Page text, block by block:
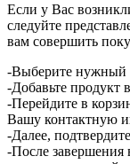
Если у Вас
следуйте
вам совершить
-Выберите нужный
-Добавьте продукт
-Перейдите в
Вашу контактную
-Далее,
-После завершения